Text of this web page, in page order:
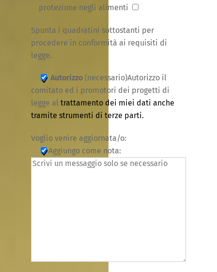
protezione negli alimenti
Spunta i quadratini sottostanti per
procedere in conformità ai requisiti di
legge.
Autorizzo (necessario)Autorizzo il
comitato ed i promotori dei progetti di
legge al trattamento dei miei dati anche
tramite strumenti di terze parti.
Voglio venire aggiornata/o:
Aggiungo come nota: